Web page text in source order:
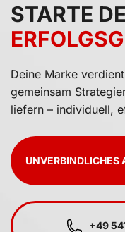
STARTE
Deine Marke
gemeinsam
liefern – individuell,
UNVERBINDLICHES
+49